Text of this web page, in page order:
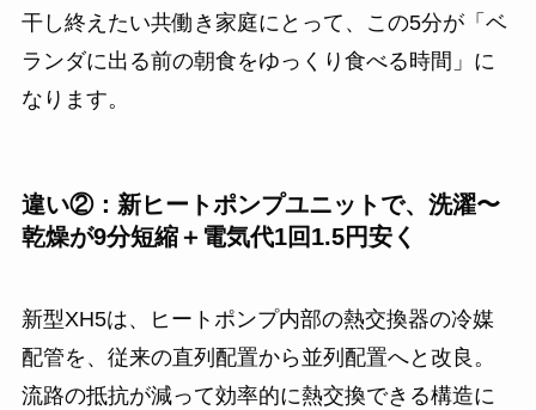
干し終えたい共働き家庭にとって、この5分が「ベ
ランダに出る前の朝食をゆっくり食べる時間」に
なります。
違い②：新ヒートポンプユニットで、洗濯〜
乾燥が9分短縮＋電気代1回1.5円安く
新型XH5は、ヒートポンプ内部の熱交換器の冷媒
配管を、従来の直列配置から並列配置へと改良。
流路の抵抗が減って効率的に熱交換できる構造に